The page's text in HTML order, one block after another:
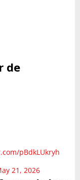
de
pBdkLUkryh
21, 2026